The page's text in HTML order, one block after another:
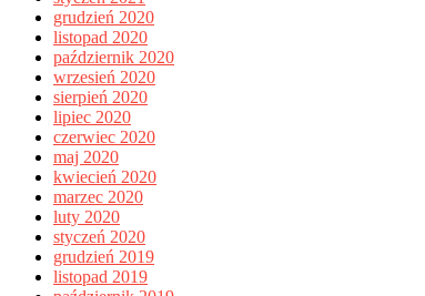
grudzień 2020
listopad 2020
październik 2020
wrzesień 2020
sierpień 2020
lipiec 2020
czerwiec 2020
maj 2020
kwiecień 2020
marzec 2020
luty 2020
styczeń 2020
grudzień 2019
listopad 2019